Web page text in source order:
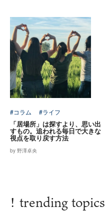
#コラム #ライフ
「居場所」は探すより、思い出
すもの。追われる毎日で大きな
視点を取り戻す方法
by 野澤卓央
! trending topics